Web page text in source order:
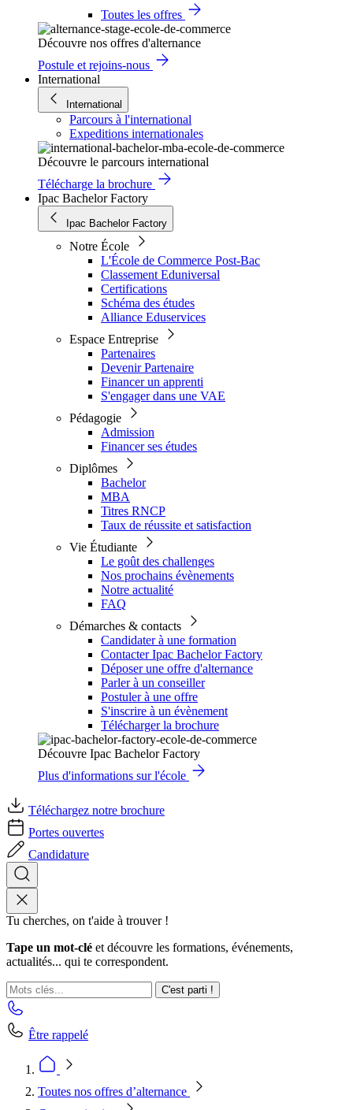
Toutes les offres
Découvre nos offres d'alternance
Postule et rejoins-nous
International
International
Parcours à l'international
Expeditions internationales
Découvre le parcours international
Télécharge la brochure
Ipac Bachelor Factory
Ipac Bachelor Factory
Notre École
L'École de Commerce Post-Bac
Classement Eduniversal
Certifications
Schéma des études
Alliance Eduservices
Espace Entreprise
Partenaires
Devenir Partenaire
Financer un apprenti
S'engager dans une VAE
Pédagogie
Admission
Financer ses études
Diplômes
Bachelor
MBA
Titres RNCP
Taux de réussite et satisfaction
Vie Étudiante
Le goût des challenges
Nos prochains évènements
Notre actualité
FAQ
Démarches & contacts
Candidater à une formation
Contacter Ipac Bachelor Factory
Déposer une offre d'alternance
Parler à un conseiller
Postuler à une offre
S'inscrire à un évènement
Télécharger la brochure
Découvre Ipac Bachelor Factory
Plus d'informations sur l'école
Téléchargez notre brochure
Portes ouvertes
Candidature
Tu cherches, on t'aide à trouver !
Tape un mot-clé et découvre les formations, événements,
actualités... qui te correspondent.
C'est parti !
Être rappelé
Toutes nos offres d’alternance